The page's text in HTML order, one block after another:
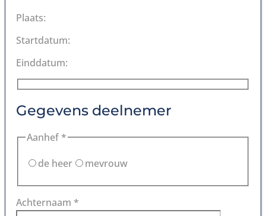
Plaats:
Startdatum:
Einddatum:
Gegevens deelnemer
Aanhef *
de heer
mevrouw
Achternaam *